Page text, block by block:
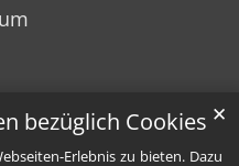
bezüglich Cookies
Erlebnis zu bieten. Dazu
✕